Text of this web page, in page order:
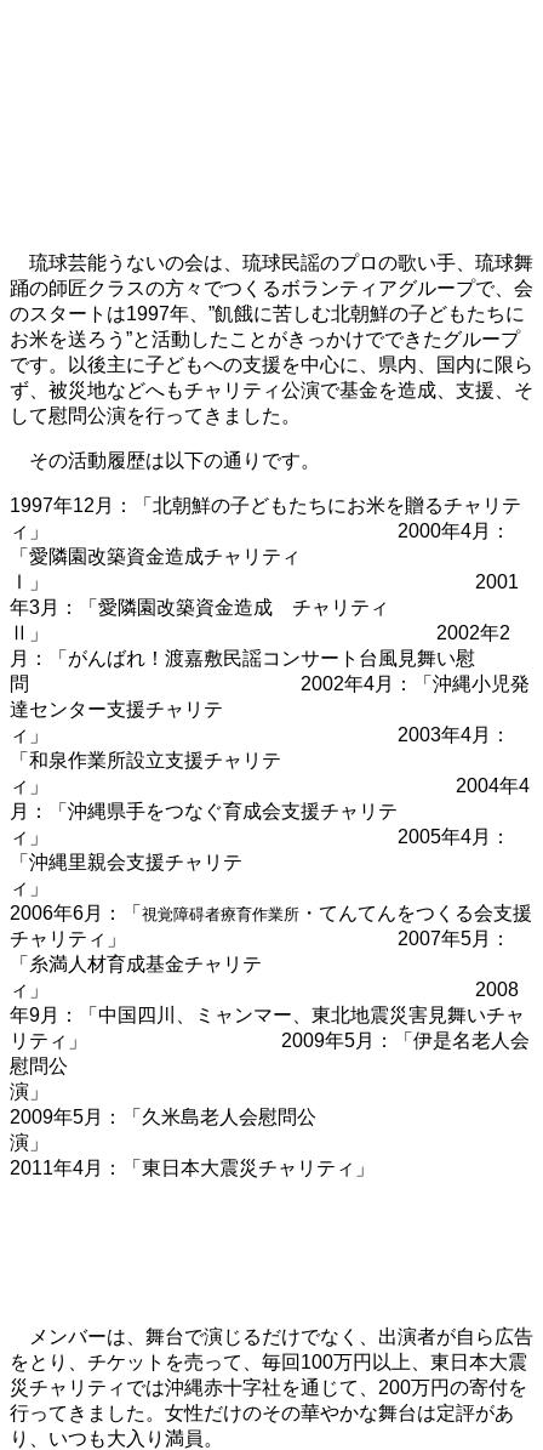
琉球芸能うないの会は、琉球民謡のプロの歌い手、琉球舞
踊の師匠クラスの方々でつくるボランティアグループで、会
のスタートは1997年、”飢餓に苦しむ北朝鮮の子どもたちに
お米を送ろう”と活動したことがきっかけでできたグループ
です。以後主に子どもへの支援を中心に、県内、国内に限ら
ず、被災地などへもチャリティ公演で基金を造成、支援、そ
して慰問公演を行ってきました。
その活動履歴は以下の通りです。
1997年12月：「北朝鮮の子どもたちにお米を贈るチャリテ
ィ」 2000年4月：
「愛隣園改築資金造成チャリティ
Ⅰ」 2001
年3月：「愛隣園改築資金造成 チャリティ
Ⅱ」
2002年2
月：「がんばれ！渡嘉敷民謡コンサート台風見舞い慰
問 2002年4月：「沖縄小児発
達センター支援チャリテ
ィ」 2003年4月：
「和泉作業所設立支援チャリテ
ィ」 2004年4
月：「沖縄県手をつなぐ育成会支援チャリテ
ィ」 2005年4月：
「沖縄里親会支援チャリテ
ィ」
2006年6月：「 視覚障碍者療育作業所 ・てんてんをつくる会支援
チャリティ」 2007年5月：
「糸満人材育成基金チャリテ
ィ」 2008
年9月：「中国四川、ミャンマー、東北地震災害見舞いチャ
リティ」 2009年5月：「伊是名老人会
慰問公
演
2009年5月：「久米島老人会慰問公
演
2011年4月：「東日本大震災チャリティ」
メンバーは、 舞台で演じるだけでなく、出演者が自ら広告
をとり、チケットを売って、毎回100万円以上、東日本大震
災チャリティでは沖縄赤十字社を通じて、200万円の寄付を
行ってきました。女性だけのその華やかな舞台は定評があ
り、いつも大入り満員。